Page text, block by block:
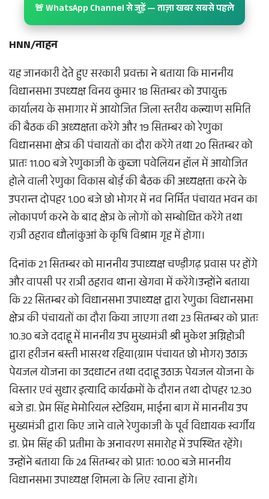
🚨 WhatsApp Channel से जुड़ें — ताज़ा खबर सबसे पहले
HNN/नाहन
यह जानकारी देते हुए सरकारी प्रवक्ता ने बताया कि माननीय
विधानसभा उपध्यक्ष विनय कुमार 18 सितम्बर को उपायुक्त
कार्यालय के सभागार में आयोजित जिला स्तरीय कल्याण समिति
की बैठक की अध्यक्षता करेंगे और 19 सितम्बर को रेणुका
विधानसभा क्षेत्र की पंचायतों का दौरा करेंगे तथा 20 सितम्बर को
प्रातः 11.00 बजे रेणुकाजी के कुब्जा पवेलियन हॉल में आयोजित
होले वाली रेणुका विकास बोर्ड़ की बैठक की अध्यक्षता करने के
उपरान्त दोपहर 1.00 बजे छो भोगर में नव निर्मित पंचायत भवन का
लोकापर्ण करने के बाद क्षेत्र के लोगों को सम्बोधित करेंगे तथा
रा़त्री ठहराव धौलांकुआं के कृषि विश्राम गृह में होगा।
दिनांक 21 सितम्बर को माननीय उपाध्यक्ष चण्ड़ीगढ़ प्रवास पर होंगे
और वापसी पर रात्री ठहराव थाना खेगवा में करेंगे।उन्होंने बताया
कि 22 सितम्बर को विधानसभा उपाध्यक्ष द्वारा रेणुका विधानसभा
क्षेत्र की पंचायतों का दौरा किया जाएगा तथा 23 सितम्बर को प्रातः
10.30 बजे ददाहू में माननीय उप मुख्यमंत्री श्री मुकेश अग्निहोत्री
द्वारा हरीजन बस्ती भासरथ रहिया(ग्राम पंचायत छो भोगर) उठाऊ
पेयजल योजना का उदधाटन तथा ददाहू उठाऊ पेयजल योजना के
विस्तार एवं सुधार इत्यादि कार्यक्रमों के दौरान तथा दोपहर 12.30
बजे डा. प्रेम सिंह मेमोरियल स्टेडियम, माईना बाग में माननीय उप
मुख्यमंत्री द्वारा किए जाने वाले रेणुकाजी के पूर्व विधायक स्वर्गीय
डा. प्रेम सिंह की प्रतीमा के अनावरण समारोह में उपस्थित रहेंगे।
उन्होंने बताया कि 24 सितम्बर को प्रातः 10.00 बजे माननीय
विधानसभा उपाध्यक्ष शिमला के लिए रवाना होंगे।